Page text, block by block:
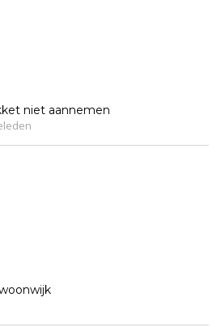
niet aannemen